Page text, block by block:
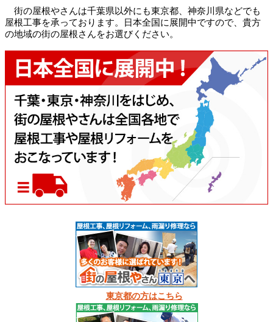
街の屋根やさんは千葉県以外にも東京都、神奈川県などでも
屋根工事を承っております。日本全国に展開中ですので、貴方
の地域の街の屋根さんをお選びください。
東京都の方はこちら